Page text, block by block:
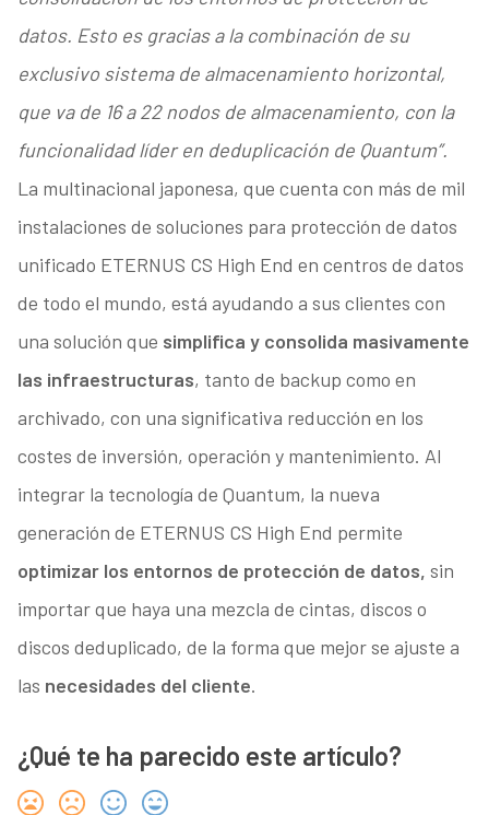
datos. Esto es gracias a la combinación de su
exclusivo sistema de almacenamiento horizontal,
que va de 16 a 22 nodos de almacenamiento, con la
funcionalidad líder en deduplicación de Quantum”.
La multinacional japonesa, que cuenta con más de mil
instalaciones de soluciones para protección de datos
unificado ETERNUS CS High End en centros de datos
de todo el mundo, está ayudando a sus clientes con
una solución que simplifica y consolida masivamente
las infraestructuras, tanto de backup como en
archivado, con una significativa reducción en los
costes de inversión, operación y mantenimiento. Al
integrar la tecnología de Quantum, la nueva
generación de ETERNUS CS High End permite
optimizar los entornos de protección de datos, sin
importar que haya una mezcla de cintas, discos o
discos deduplicado, de la forma que mejor se ajuste a
las necesidades del cliente.
¿Qué te ha parecido este artículo?